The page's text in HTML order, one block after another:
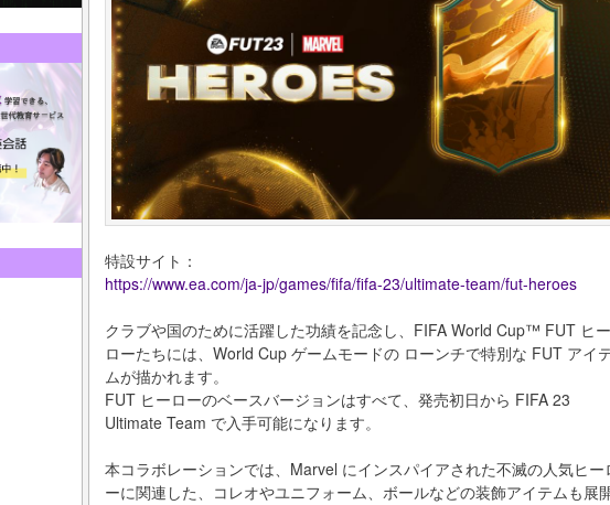
特設サイト：
https://www.ea.com/ja-jp/games/fifa/fifa-23/ultimate-team/fut-heroes
クラブや国のために活躍した功績を記念し、FIFA World Cup™ FUT ヒー
ローたちには、World Cup ゲームモードの ローンチで特別な FUT アイ
ムが描かれます。
FUT ヒーローのベースバージョンはすべて、発売初日から FIFA 23
Ultimate Team で入手可能になります。
本コラボレーションでは、Marvel にインスパイアされた不滅の人気ヒー
ーに関連した、コレオやユニフォーム、ボールなどの装飾アイテムも展